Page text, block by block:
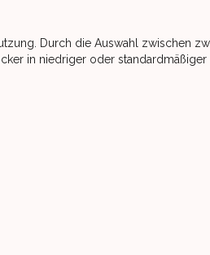
Durch die Auswahl zwischen
in niedriger oder standardmäßiger